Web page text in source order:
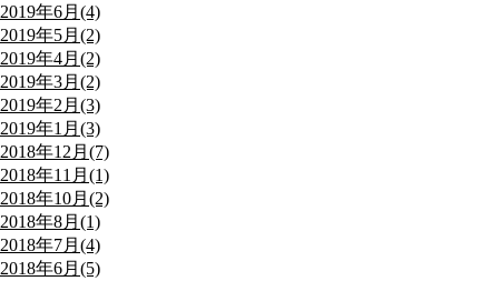
2019年6月(4)
2019年5月(2)
2019年4月(2)
2019年3月(2)
2019年2月(3)
2019年1月(3)
2018年12月(7)
2018年11月(1)
2018年10月(2)
2018年8月(1)
2018年7月(4)
2018年6月(5)